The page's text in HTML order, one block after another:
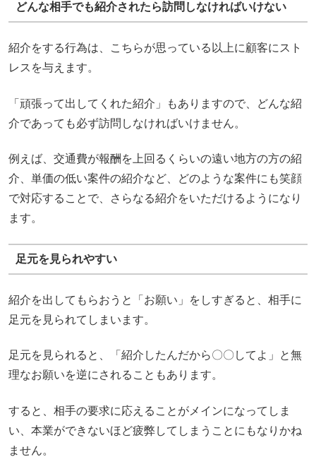
どんな相手でも紹介されたら訪問しなければいけない
紹介をする行為は、こちらが思っている以上に顧客にスト
レスを与えます。
「頑張って出してくれた紹介」もありますので、どんな紹
介であっても必ず訪問しなければいけません。
例えば、交通費が報酬を上回るくらいの遠い地方の方の紹
介、単価の低い案件の紹介など、どのような案件にも笑顔
で対応することで、さらなる紹介をいただけるようになり
ます。
足元を見られやすい
紹介を出してもらおうと「お願い」をしすぎると、相手に
足元を見られてしまいます。
足元を見られると、「紹介したんだから〇〇してよ」と無
理なお願いを逆にされることもあります。
すると、相手の要求に応えることがメインになってしま
い、本業ができないほど疲弊してしまうことにもなりかね
ません。